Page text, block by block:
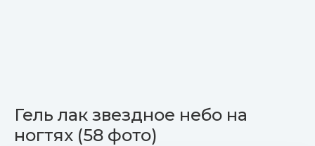
Гель лак звездное небо на
ногтях (58 фото)